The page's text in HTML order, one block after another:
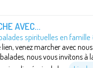
AVEC...
spirituelles en
venez marcher avec
nous vous invitons à